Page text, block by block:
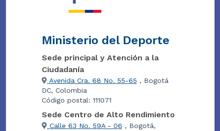
Ministerio del Deporte
Sede principal y Atención a la
Ciudadanía
Avenida Cra. 68 No. 55-65 , Bogotá
DC, Colombia
Código postal: 111071
Sede Centro de Alto Rendimiento
Calle 63 No. 59A - 06 , Bogotá,